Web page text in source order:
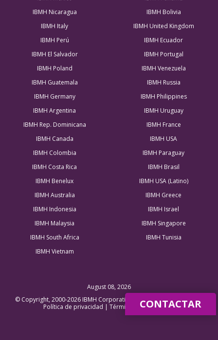
IBMH Nicaragua
IBMH Bolivia
IBMH Italy
IBMH United Kingdom
IBMH Perú
IBMH Ecuador
IBMH El Salvador
IBMH Portugal
IBMH Poland
IBMH Venezuela
IBMH Guatemala
IBMH Russia
IBMH Germany
IBMH Philippines
IBMH Argentina
IBMH Uruguay
IBMH Rep. Dominicana
IBMH France
IBMH Canada
IBMH USA
IBMH Colombia
IBMH Paraguay
IBMH Costa Rica
IBMH Brasil
IBMH Benelux
IBMH USA (Latino)
IBMH Australia
IBMH Greece
IBMH Indonesia
IBMH Israel
IBMH Malaysia
IBMH Singapore
IBMH South Africa
IBMH Tunisia
IBMH Vietnam
August 08, 2026
© Copyright, 2000-2026 IBMH Corporation Ltd, All Rights Reserved |
Política de privacidad | Términos y condiciones
CONTACTAR